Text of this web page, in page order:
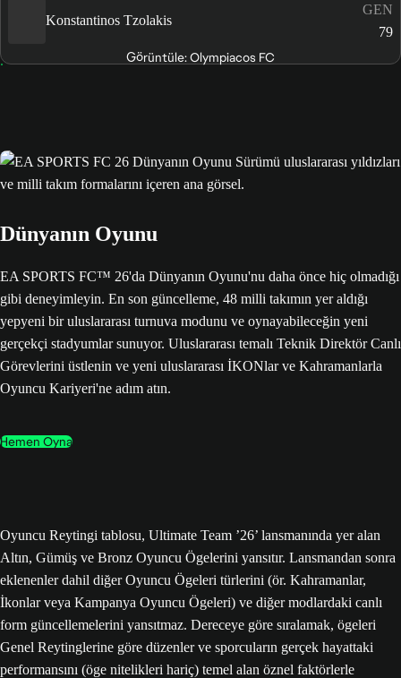
Konstantinos Tzolakis
GEN
79
Görüntüle: Olympiacos FC
Dünyanın Oyunu
EA SPORTS FC™ 26'da Dünyanın Oyunu'nu daha önce hiç olmadığı
gibi deneyimleyin. En son güncelleme, 48 milli takımın yer aldığı
yepyeni bir uluslararası turnuva modunu ve oynayabileceğin yeni
gerçekçi stadyumlar sunuyor. Uluslararası temalı Teknik Direktör Canlı
Görevlerini üstlenin ve yeni uluslararası İKONlar ve Kahramanlarla
Oyuncu Kariyeri'ne adım atın.
Hemen Oyna
Oyuncu Reytingi tablosu, Ultimate Team ’26’ lansmanında yer alan
Altın, Gümüş ve Bronz Oyuncu Ögelerini yansıtır. Lansmandan sonra
eklenenler dahil diğer Oyuncu Ögeleri türlerini (ör. Kahramanlar,
İkonlar veya Kampanya Oyuncu Ögeleri) ve diğer modlardaki canlı
form güncellemelerini yansıtmaz. Dereceye göre sıralamak, ögeleri
Genel Reytinglerine göre düzenler ve sporcuların gerçek hayattaki
performansını (öge nitelikleri hariç) temel alan öznel faktörlerle